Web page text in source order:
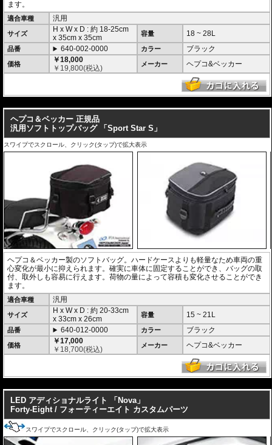
ます。
適合車種 汎用
サイズ H x W x D : 約 18-25cm
x35cm x35cm 容量 18 ~ 28L
品番 640-002-0000 カラー ブラック
価格
￥18,000
￥ 19,800(税込) メーカー ヘプコ&ベッカー
ヘプコ＆ベッカー 正規品
汎用ソフトトップバッグ 「Sport Star S」
スワイプでスクロール、クリック(タップ)で拡大表示
ヘプコ＆ベッカー製のソフトバッグ。ハードケースよりも軽量なため車両の重
心変化が最小に抑えられます。確実に車体に固定することができ、バッグの取
付、取外しも容易に行えます。荷物の量によって容積も変化させることができ
ます。
適合車種 汎用
サイズ H x W x D : 約20-33cm
x33cm x26cm 容量 15 ~ 21L
品番 640-012-0000 カラー ブラック
価格
￥17,000
￥ 18,700(税込) メーカー ヘプコ&ベッカー
LED アディショナルライト 「Nova」
Forty-Eight / フォーティーエイト カスタムパーツ
スワイプでスクロール、クリック(タップ)で拡大表示